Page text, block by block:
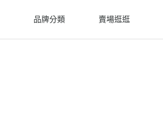
品牌分類 賣場逛逛